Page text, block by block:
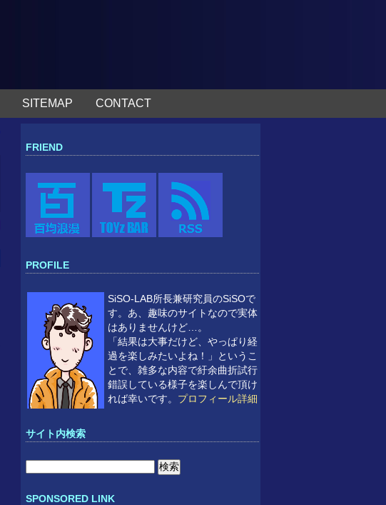
SITEMAP CONTACT
FRIEND
PROFILE
SiSO-LAB所長兼研究員のSiSOで
す。あ、趣味のサイトなので実体
はありませんけど…。
「結果は大事だけど、やっぱり経
過を楽しみたいよね！」というこ
とで、雑多な内容で紆余曲折試行
錯誤している様子を楽しんで頂け
れば幸いです。 プロフィール詳細
サイト内検索
SPONSORED LINK